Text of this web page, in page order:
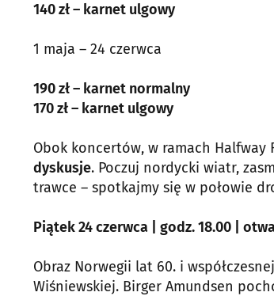
140 zł – karnet ulgowy
1 maja – 24 czerwca
190 zł – karnet normalny
170 zł – karnet ulgowy
Obok koncertów, w ramach Halfway
dyskusje. Poczuj nordycki wiatr,
trawce – spotkajmy się w połowie
Piątek 24 czerwca | godz. 18.00 |
Obraz Norwegii lat 60. i
Wiśniewskiej. Birger Amundsen